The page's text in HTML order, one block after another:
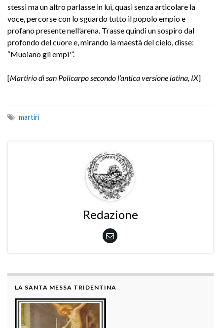
stessi ma un altro parlasse in lui, quasi senza articolare la
voce, percorse con lo sguardo tutto il popolo empio e
profano presente nell’arena. Trasse quindi un sospiro dal
profondo del cuore e, mirando la maestà del cielo, disse:
“Muoiano gli empi'”.
[Martirio di san Policarpo secondo l’antica versione latina, IX]
martiri
Redazione
LA SANTA MESSA TRIDENTINA